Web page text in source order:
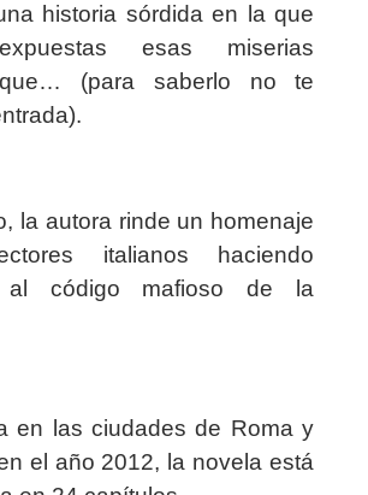
historia sórdida en la que
expuestas esas miserias
que… (para saberlo no te
la autora rinde un homenaje
italianos haciendo
al código mafioso de la
en las ciudades de Roma y
el año 2012, la novela está